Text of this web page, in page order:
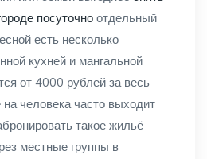
посуточно отдельный
есть несколько
кухней и мангальной
от 4000 рублей за весь
человека часто выходит
такое жильё
местные группы в